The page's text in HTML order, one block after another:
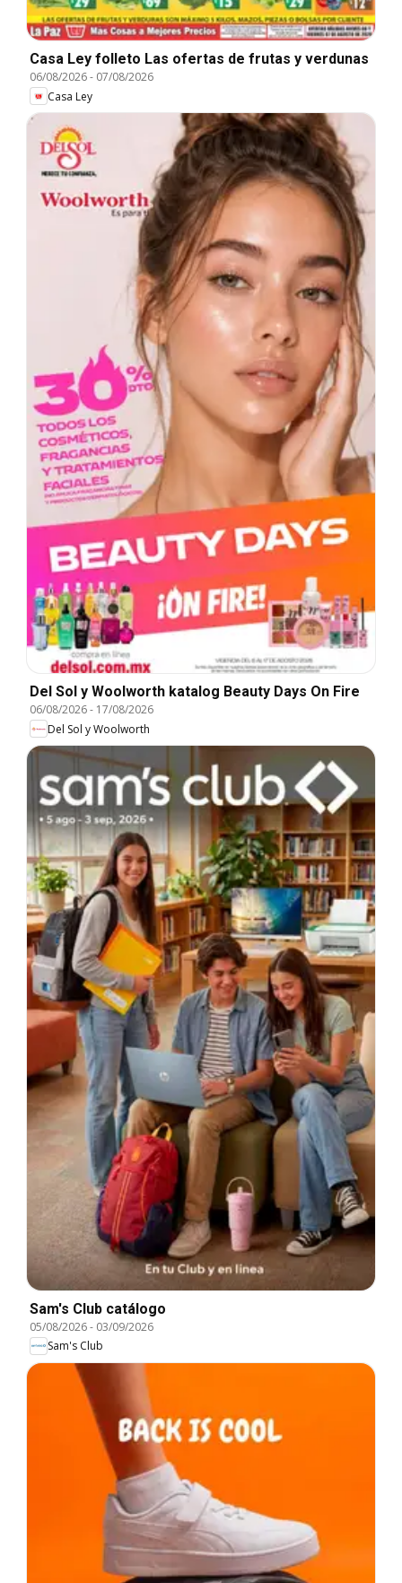
Casa Ley folleto Las ofertas de frutas y verdunas
06/08/2026- 07/08/2026
Casa Ley
Del Sol y Woolworth katalog Beauty Days On Fire
06/08/2026- 17/08/2026
Del Sol y Woolworth
Sam's Club catálogo
05/08/2026- 03/09/2026
Sam's Club